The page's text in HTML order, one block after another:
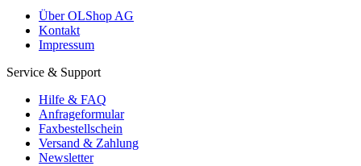
Über OLShop AG
Kontakt
Impressum
Service & Support
Hilfe & FAQ
Anfrageformular
Faxbestellschein
Versand & Zahlung
Newsletter